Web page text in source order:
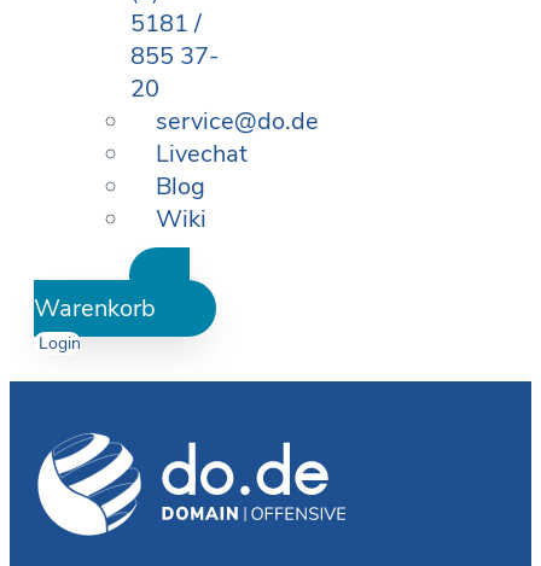
5181 /
855 37-
20
service@do.de
Livechat
Blog
Wiki
Warenkorb
Login